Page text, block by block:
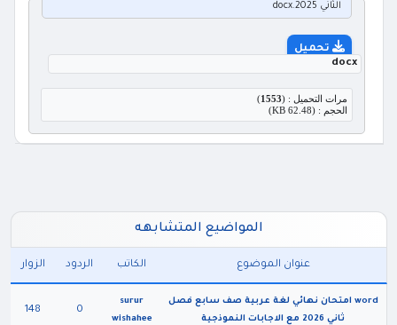
الثاني 2025.docx
تحميل
docx
مرات التحميل : (1553
)
الحجم : (62.48 KB)
المواضيع المتشابهه
عنوان الموضوع الكاتب الردود الزوار
word امتحان نهائي لغة عربية صف سابع فصل
ثاني 2026 مع الاجابات النموذجية
surur
wishahee
0
148